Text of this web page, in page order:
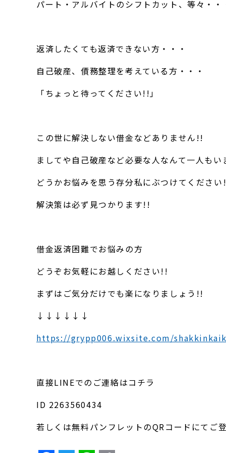
パート・アルバイトのシフトカット、等々・・
返済したくても返済できない方・・・
自己破産、債務整理を考えている方・・・
「ちょっと待ってください!!」
この世に解決しない借金などありません!!
ましてや自己破産など必要な人なんて一人も
どうかお悩みを思う存分私にぶつけてくださ
解決策は必ず見つかります!!
借金返済困難でお悩みの方
どうぞお気軽にお越しください!!
まずはご気分だけでも楽になりましょう!!
↓↓↓↓↓↓
https://grypp006.wixsite.com/
直接LINEでのご連絡はコチラ
ID 2263560434
若しくは無料パンフレットのQRコードにてご登